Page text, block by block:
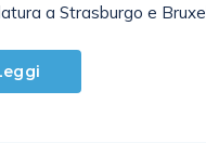
a Strasburgo e